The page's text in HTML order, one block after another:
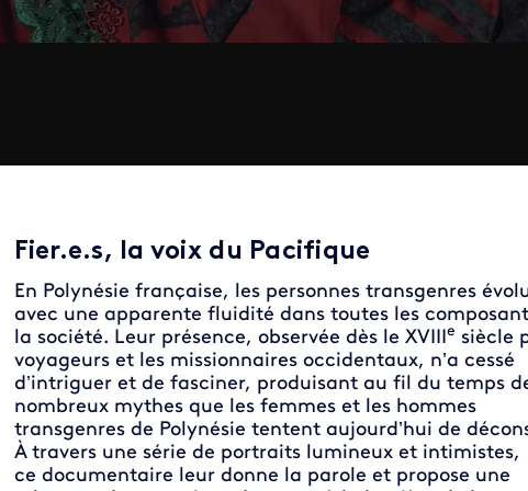
Fier.e.s, la voix du Pacifique
En Polynésie française, les personnes transgenres
avec une apparente fluidité dans toutes les
la société. Leur présence, observée dès le XVIIIe siècle
voyageurs et les missionnaires occidentaux, n’a cessé
d’intriguer et de fasciner, produisant au fil du temps
nombreux mythes que les femmes et les hommes
transgenres de Polynésie tentent aujourd’hui de
À travers une série de portraits lumineux et intimistes,
ce documentaire leur donne la parole et propose une